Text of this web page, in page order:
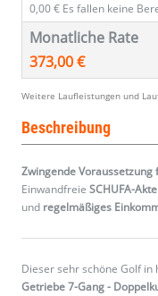
0,00 € Es fallen keine
Monatliche Rate
373,00 €
Weitere Laufleistungen und
Beschreibung
Zwingende Voraussetzung
Einwandfreie SCHUFA-
und regelmäßiges
Dieser sehr schöne Golf
Getriebe 7-Gang -